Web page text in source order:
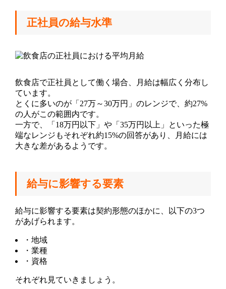
正社員の給与水準
飲食店で正社員として働く場合、月給は幅広く分布し
ています。
とくに多いのが「27万～30万円」のレンジで、約27%
の人がこの範囲内です。
一方で、「18万円以下」や「35万円以上」といった極
端なレンジもそれぞれ約15%の回答があり、月給には
大きな差があるようです。
給与に影響する要素
給与に影響する要素は契約形態のほかに、以下の3つ
があげられます。
・地域
・業種
・資格
それぞれ見ていきましょう。